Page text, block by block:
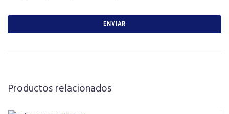
Productos relacionados